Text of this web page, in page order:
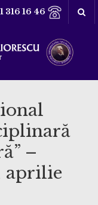
316 16 46
–
aprilie